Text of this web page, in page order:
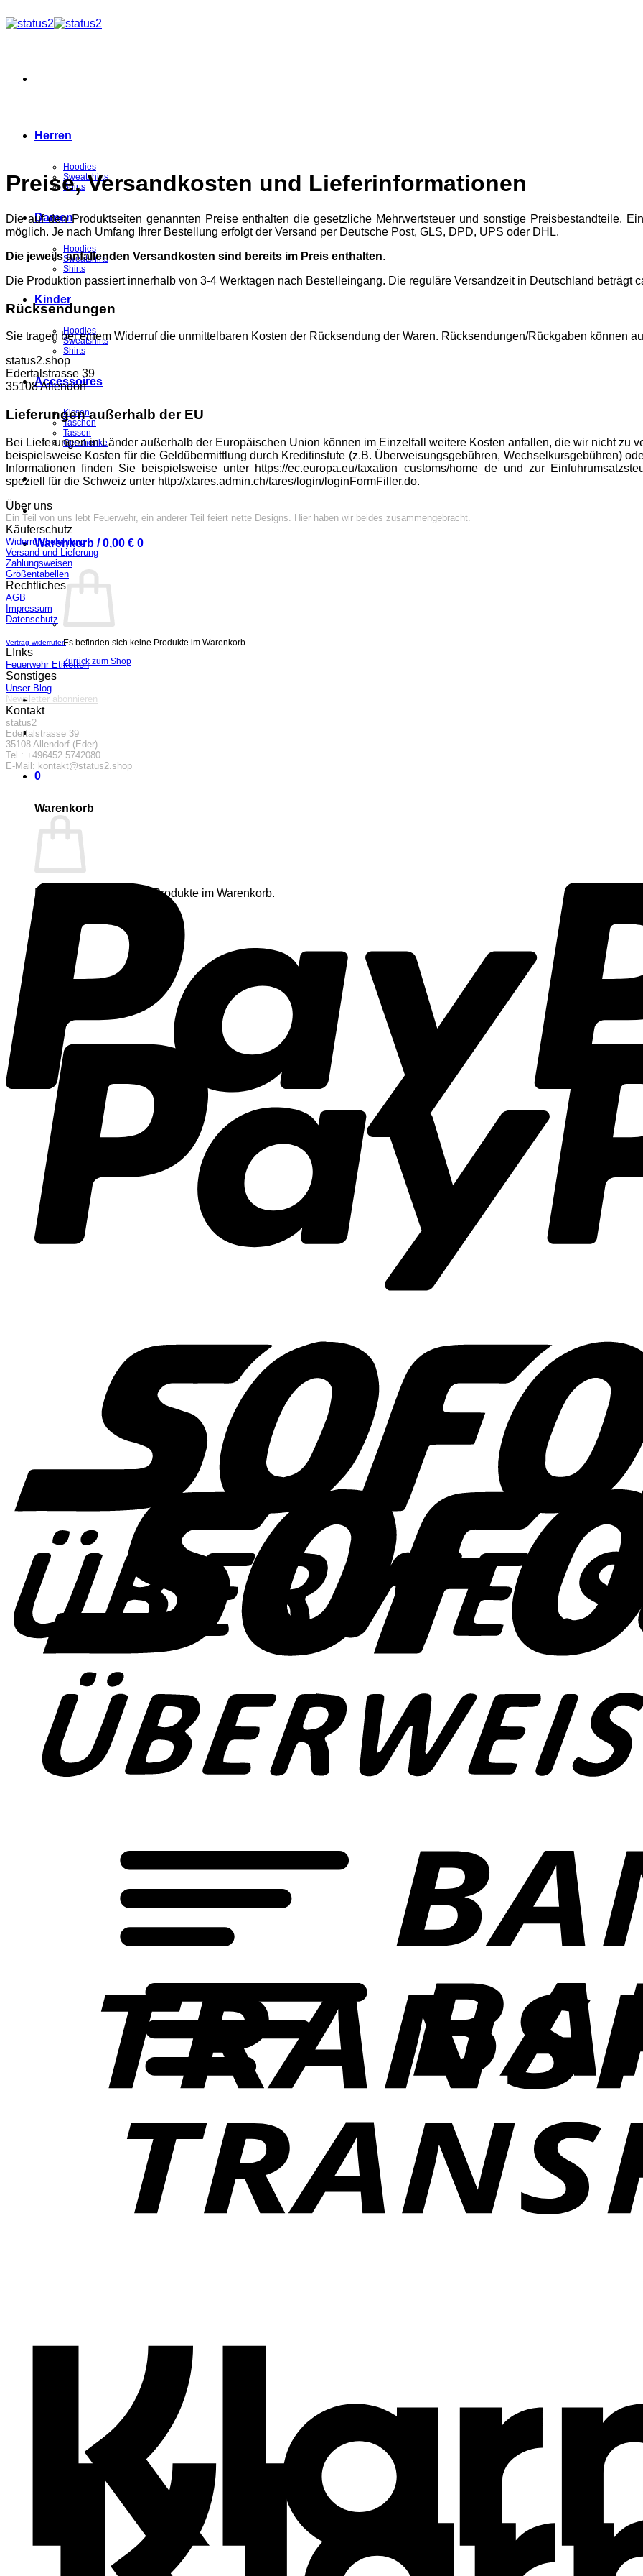
Inhalt
Herren
Hoodies
Sweatshirts
Shirts
Damen
Hoodies
Sweatshirts
Shirts
Kinder
Hoodies
Sweatshirts
Shirts
Accessoires
Kissen
Taschen
Tassen
Geschenke
Warenkorb /0,00 € 0
Es befinden sich keine Produkte im Warenkorb.
Zurück zum Shop
0
Warenkorb
Es befinden sich keine Produkte im Warenkorb.
Preise, Versandkosten und Lieferinformationen
Die auf den Produktseiten genannten Preise enthalten die gesetzliche Mehrwertsteuer und sonstige Preisbestandteile.
möglich. Je nach Umfang Ihrer Bestellung erfolgt der Versand per Deutsche Post, GLS, DPD, UPS oder DHL.
Die jeweils anfallenden Versandkosten sind bereits im Preis enthalten.
Die Produktion passiert innerhalb von 3-4 Werktagen nach Bestelleingang. Die reguläre Versandzeit in Deutschland beträgt
Rücksendungen
Sie tragen bei einem Widerruf die unmittelbaren Kosten der Rücksendung der Waren. Rücksendungen/Rückgaben können
status2.shop
Edertalstrasse 39
35108 Allendorf
Lieferungen außerhalb der EU
Bei Lieferungen in Länder außerhalb der Europäischen Union können im Einzelfall weitere Kosten anfallen, die wir nicht zu
beispielsweise Kosten für die Geldübermittlung durch Kreditinstute (z.B. Überweisungsgebühren, Wechselkursgebühren)
Informationen finden Sie beispielsweise unter https://ec.europa.eu/taxation_customs/home_de und zur
speziell für die Schweiz unter http://xtares.admin.ch/tares/login/loginFormFiller.do.
Über uns
Ein Teil von uns lebt Feuerwehr, ein anderer Teil feiert nette Designs. Hier haben wir beides zusammengebracht.
Käuferschutz
Widerrufsbelehrung
Versand und Lieferung
Zahlungsweisen
Größentabellen
Rechtliches
AGB
Impressum
Datenschutz
Vertrag widerrufen
LInks
Feuerwehr Etiketten
Sonstiges
Unser Blog
Newsletter abonnieren
Kontakt
status2
Edertalstrasse 39
35108 Allendorf (Eder)
Tel.: +496452.5742080
E-Mail: kontakt@status2.shop